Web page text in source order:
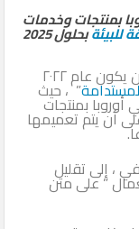
بمنتجات وخدمات
للبيئةبحلول 2025
” ، حيث
بمنتجات
2025 ، على أن يتم تعميمها
، إلى تقليل
” على متن